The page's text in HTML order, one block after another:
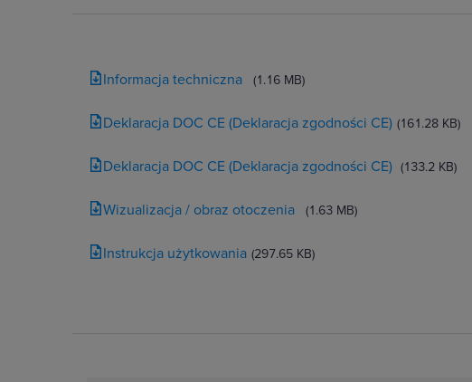
Informacja techniczna (1.16 MB)
Deklaracja DOC CE (Deklaracja zgodności CE) (161.28 KB)
Deklaracja DOC CE (Deklaracja zgodności CE) (133.2 KB)
Wizualizacja / obraz otoczenia (1.63 MB)
Instrukcja użytkowania (297.65 KB)